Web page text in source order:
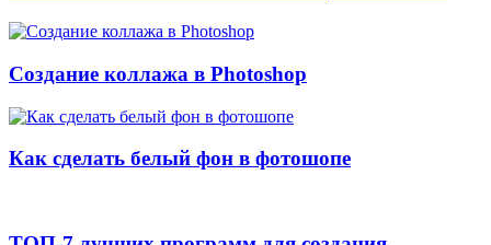
Cоздание коллажа в Photoshop
Как сделать белый фон в фотошопе